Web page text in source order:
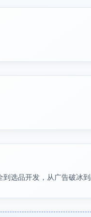
选品开发，从广告破冰